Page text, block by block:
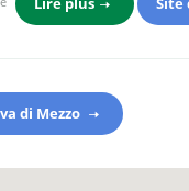
di Mezzo